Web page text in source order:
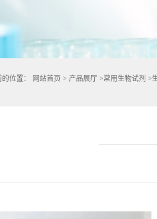
位置： 网站首页 > 产品展厅 >常用生物试剂 >